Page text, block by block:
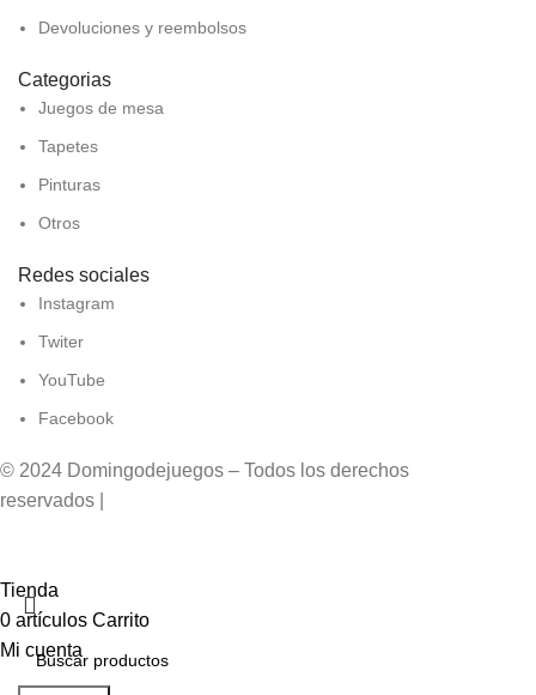
Devoluciones y reembolsos
Categorias
Juegos de mesa
Tapetes
Pinturas
Otros
Redes sociales
Instagram
Twiter
YouTube
Facebook
© 2024 Domingodejuegos – Todos los derechos
reservados |
Tienda
0 artículos Carrito
Mi cuenta